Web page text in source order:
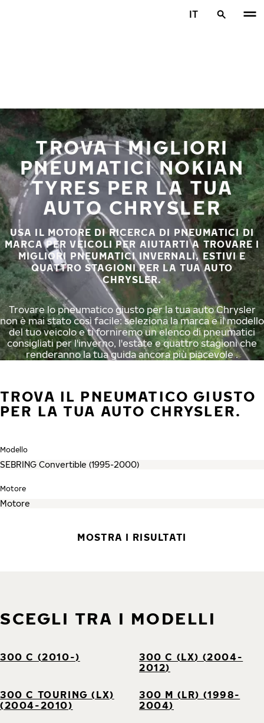
IT
TROVA I MIGLIORI
PNEUMATICI NOKIAN
TYRES PER LA TUA
AUTO CHRYSLER
USA IL MOTORE DI RICERCA DI PNEUMATICI DI
MARCA PER VEICOLI PER AIUTARTI A TROVARE I
MIGLIORI PNEUMATICI INVERNALI, ESTIVI E
QUATTRO STAGIONI PER LA TUA AUTO
CHRYSLER.
Trovare lo pneumatico giusto per la tua auto Chrysler
non è mai stato così facile: seleziona la marca e il modello
del tuo veicolo e ti forniremo un elenco di pneumatici
consigliati per l'inverno, l'estate e quattro stagioni che
renderanno la tua guida ancora più piacevole .
TROVA IL PNEUMATICO GIUSTO
PER LA TUA AUTO CHRYSLER.
Modello
Motore
MOSTRA I RISULTATI
SCEGLI TRA I MODELLI
300 C (2010-)
300 C (LX) (2004-
2012)
300 C TOURING (LX)
(2004-2010)
300 M (LR) (1998-
2004)